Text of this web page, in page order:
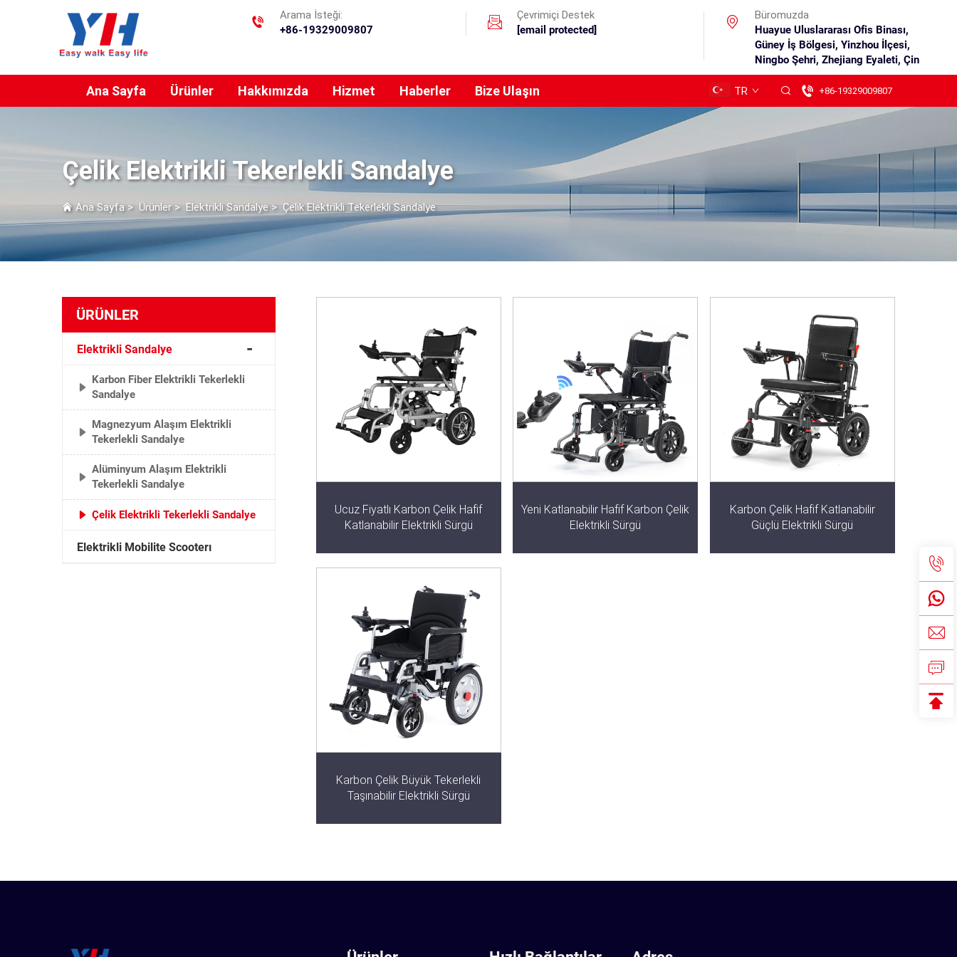
Arama İsteği:
+86-19329009807
Çevrimiçi Destek
[email protected]
Büromuzda
Huayue Uluslararası Ofis Binası,
Güney İş Bölgesi, Yinzhou İlçesi,
Ningbo Şehri, Zhejiang Eyaleti, Çin
Ana Sayfa Ürünler Hakkımızda Hizmet Haberler Bize Ulaşın TR +86-19329009807
Çelik Elektrikli Tekerlekli Sandalye
Ana Sayfa> Ürünler>Elektrikli Sandalye>Çelik Elektrikli Tekerlekli Sandalye
ÜRÜNLER
Elektrikli Sandalye
Karbon Fiber Elektrikli Tekerlekli
Sandalye
Magnezyum Alaşım Elektrikli
Tekerlekli Sandalye
Alüminyum Alaşım Elektrikli
Tekerlekli Sandalye
Çelik Elektrikli Tekerlekli Sandalye
Elektrikli Mobilite Scooterı
Ucuz Fiyatlı Karbon Çelik Hafif
Katlanabilir Elektrikli Sürgü
Yeni Katlanabilir Hafif Karbon Çelik
Elektrikli Sürgü
Karbon Çelik Hafif Katlanabilir
Güçlü Elektrikli Sürgü
Karbon Çelik Büyük Tekerlekli
Taşınabilir Elektrikli Sürgü